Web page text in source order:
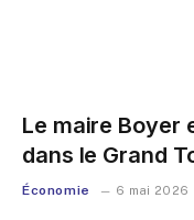
Le maire Boyer
dans le Grand
Économie 6 mai 2026